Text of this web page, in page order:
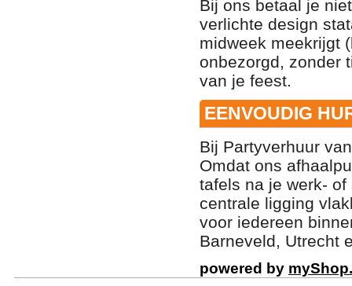
Bij ons betaal je
verlichte design
midweek meekrijgt
onbezorgd, zonder
van je feest.
EENVOUDIG
Bij Partyverhuur
Omdat ons
tafels na je werk-
centrale ligging
voor iedereen
Barneveld, Utrecht
powered by